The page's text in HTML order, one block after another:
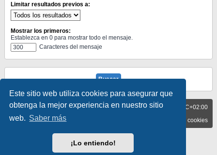
Este sitio web utiliza cookies para asegurar que
obtenga la mejor experiencia en nuestro sitio
web. Saber más
¡Lo entiendo!
Limitar resultados previos a:
Mostrar los primeros:
Establezca en 0 para mostrar todo el mensaje.
Caracteres del mensaje
BLOG FORO Todos los horarios son
UTC+02:00
Borrar cookies
Desarrollado por
® Forum Software © phpBB Limited
Traducción al español por
Privacidad|Condiciones